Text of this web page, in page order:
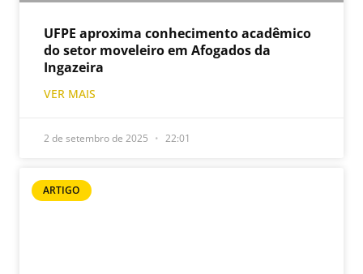
UFPE aproxima conhecimento acadêmico
do setor moveleiro em Afogados da
Ingazeira
VER MAIS
2 de setembro de 2025 22:01
ARTIGO